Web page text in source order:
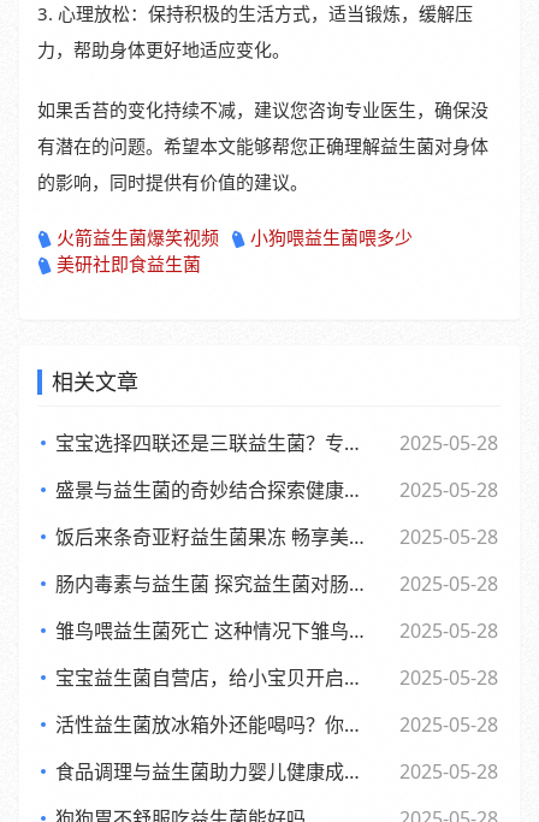
3. 心理放松：保持积极的生活方式，适当锻炼，缓解压
力，帮助身体更好地适应变化。
如果舌苔的变化持续不减，建议您咨询专业医生，确保没
有潜在的问题。希望本文能够帮您正确理解益生菌对身体
的影响，同时提供有价值的建议。
火箭益生菌爆笑视频
小狗喂益生菌喂多少
美研社即食益生菌
相关文章
宝宝选择四联还是三联益生菌？专家观点大，妈妈们必看
2025-05-28
盛景与益生菌的奇妙结合探索健康新生活方式
2025-05-28
饭后来条奇亚籽益生菌果冻 畅享美味与健康的小确幸
2025-05-28
肠内毒素与益生菌 探究益生菌对肠内毒素的作用及功效
2025-05-28
雏鸟喂益生菌死亡 这种情况下雏鸟还能否食用
2025-05-28
宝宝益生菌自营店，给小宝贝开启肠道新世界，舒适快乐每一天
2025-05-28
活性益生菌放冰箱外还能喝吗？你可能不知道的
2025-05-28
食品调理与益生菌助力婴儿健康成长的全新探索
2025-05-28